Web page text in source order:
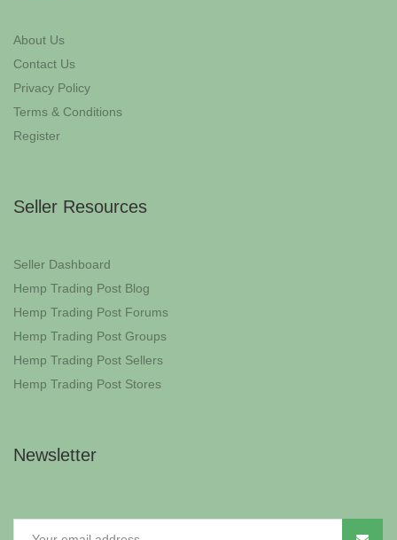
About Us
Contact Us
Privacy Policy
Terms & Conditions
Register
Seller Resources
Seller Dashboard
Hemp Trading Post Blog
Hemp Trading Post Forums
Hemp Trading Post Groups
Hemp Trading Post Sellers
Hemp Trading Post Stores
Newsletter